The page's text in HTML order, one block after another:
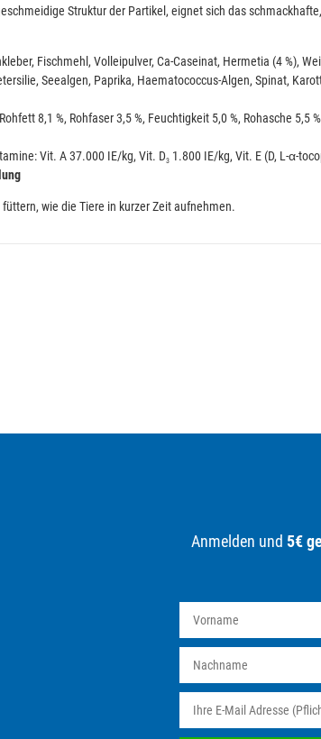
Struktur der Partikel, eignet sich das
Fischmehl, Volleipulver, Ca-Caseinat, Hermetia (4 %),
Seealgen, Paprika, Haematococcus-Algen, Spinat,
8,1 %, Rohfaser 3,5 %, Feuchtigkeit 5,0 %, Rohasche 5,5
Vit. A 37.000 IE/kg, Vit. D3 1.800 IE/kg, Vit. E (D, L-α-
wie die Tiere in kurzer Zeit aufnehmen.
Anmelden und 5€